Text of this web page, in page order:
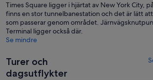
Times Square ligger i hjärtat av New York City,
finns en stor tunnelbanestation och det är lätt
som passerar genom området.
Terminal ligger också där.
Se mindre
Turer och
dagsutflykter